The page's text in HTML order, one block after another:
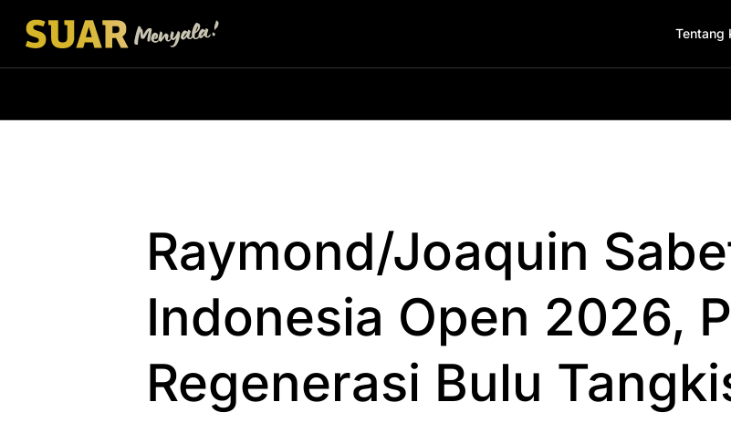
Tentang
Raymond/Joaquin
Indonesia Open 2026,
Regenerasi Bulu